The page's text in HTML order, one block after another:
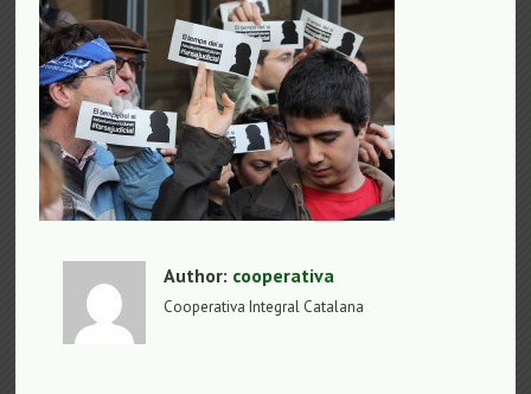
Author: cooperativa
Cooperativa Integral Catalana